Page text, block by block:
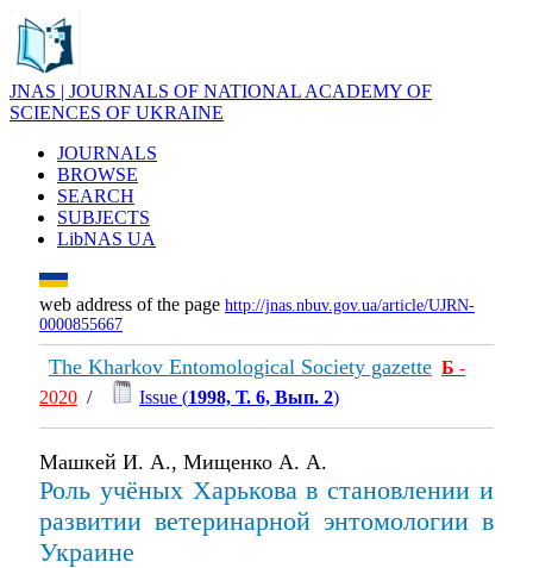
JNAS | JOURNALS OF NATIONAL ACADEMY OF
SCIENCES OF UKRAINE
JOURNALS
BROWSE
SEARCH
SUBJECTS
LibNAS UA
web address of the page http://jnas.nbuv.gov.ua/article/UJRN-
0000855667
The Kharkov Entomological Society gazette Б -
2020 / Issue (1998, Т. 6, Вып. 2)
Машкей И. А., Мищенко А. А.
Роль учёных Харькова в становлении и
развитии ветеринарной энтомологии в
Украине